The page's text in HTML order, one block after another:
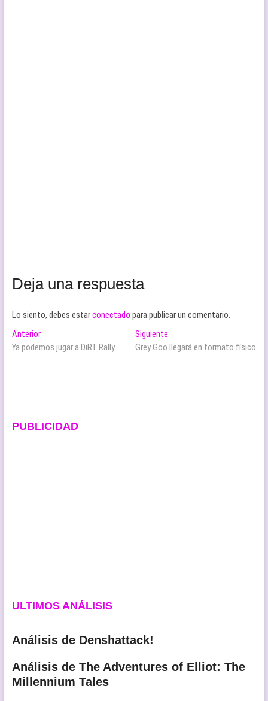
Deja una respuesta
Lo siento, debes estarconectado para publicar un comentario.
Navegación
de
AnteriorEntrada
anterior:
Ya podemos jugar a DiRT Rally
Siguiente
siguiente:
Grey Goo llegará en formato físico
PUBLICIDAD
ULTIMOS ANÁLISIS
Análisis de Denshattack!
Análisis de The Adventures of Elliot: The
Millennium Tales